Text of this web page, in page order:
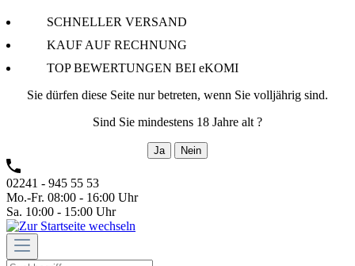
SCHNELLER VERSAND
KAUF AUF RECHNUNG
TOP BEWERTUNGEN BEI eKOMI
Sie dürfen diese Seite nur betreten, wenn Sie volljährig sind.
Sind Sie mindestens 18 Jahre alt ?
Ja Nein
02241 - 945 55 53
Mo.-Fr. 08:00 - 16:00 Uhr
Sa. 10:00 - 15:00 Uhr